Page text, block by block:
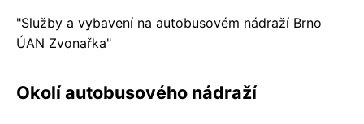
"Služby a vybavení na autobusovém nádraží Brno
ÚAN Zvonařka"
Okolí autobusového nádraží